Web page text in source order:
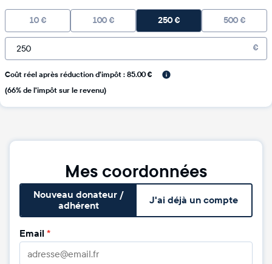
10 € 100 € 250€ 500 €
€
Coût réel après réduction d'impôt : 85.00 €
(66% de l'impôt sur le revenu)
Mes coordonnées
Nouveau donateur /
adhérent
J'ai déjà un compte
Email *